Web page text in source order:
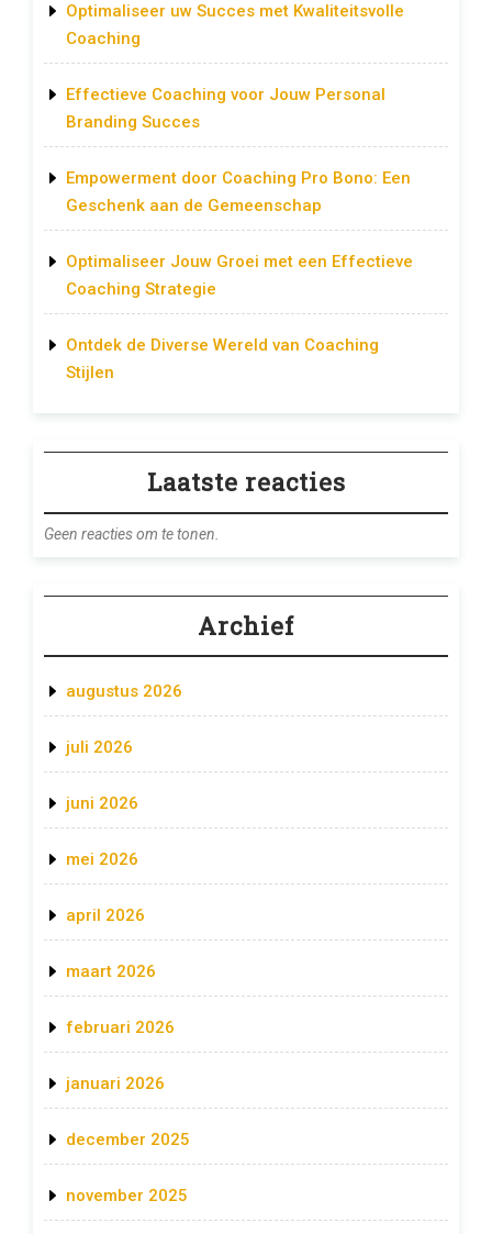
Optimaliseer uw Succes met Kwaliteitsvolle
Coaching
Effectieve Coaching voor Jouw Personal
Branding Succes
Empowerment door Coaching Pro Bono: Een
Geschenk aan de Gemeenschap
Optimaliseer Jouw Groei met een Effectieve
Coaching Strategie
Ontdek de Diverse Wereld van Coaching
Stijlen
Laatste reacties
Geen reacties om te tonen.
Archief
augustus 2026
juli 2026
juni 2026
mei 2026
april 2026
maart 2026
februari 2026
januari 2026
december 2025
november 2025